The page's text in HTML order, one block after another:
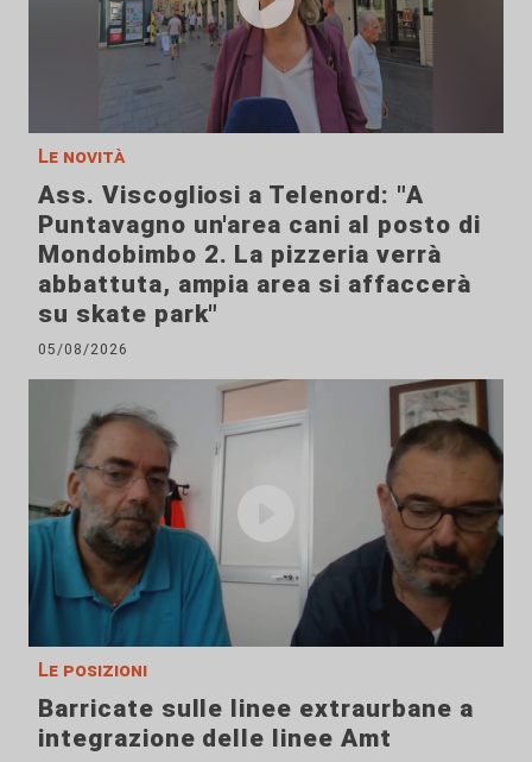
Le novità
Ass. Viscogliosi a Telenord: "A
Puntavagno un'area cani al posto di
Mondobimbo 2. La pizzeria verrà
abbattuta, ampia area si affaccerà
su skate park"
05/08/2026
Le posizioni
Barricate sulle linee extraurbane a
integrazione delle linee Amt